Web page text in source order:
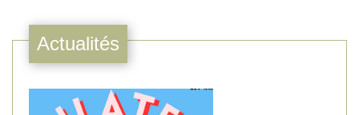
Actualités